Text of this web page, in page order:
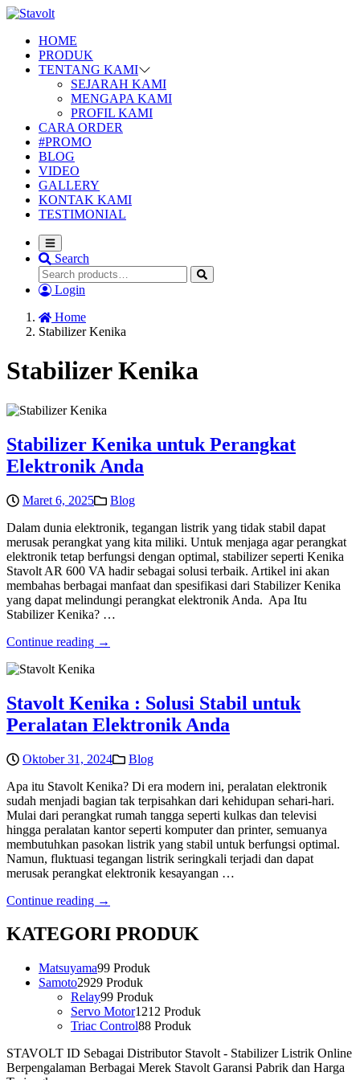
HOME
PRODUK
TENTANG KAMI
SEJARAH KAMI
MENGAPA KAMI
PROFIL KAMI
CARA ORDER
#PROMO
BLOG
VIDEO
GALLERY
KONTAK KAMI
TESTIMONIAL
Search
Login
Home
Stabilizer Kenika
Stabilizer Kenika
Stabilizer Kenika untuk Perangkat
Elektronik Anda
Maret 6, 2025
Blog
Dalam dunia elektronik, tegangan listrik yang tidak stabil dapat
merusak perangkat yang kita miliki. Untuk menjaga agar perangkat
elektronik tetap berfungsi dengan optimal, stabilizer seperti Kenika
Stavolt AR 600 VA hadir sebagai solusi terbaik. Artikel ini akan
membahas berbagai manfaat dan spesifikasi dari Stabilizer Kenika
yang dapat melindungi perangkat elektronik Anda. Apa Itu
Stabilizer Kenika? …
Continue reading →
Stavolt Kenika : Solusi Stabil untuk
Peralatan Elektronik Anda
Oktober 31, 2024
Blog
Apa itu Stavolt Kenika? Di era modern ini, peralatan elektronik
sudah menjadi bagian tak terpisahkan dari kehidupan sehari-hari.
Mulai dari perangkat rumah tangga seperti kulkas dan televisi
hingga peralatan kantor seperti komputer dan printer, semuanya
membutuhkan pasokan listrik yang stabil untuk berfungsi optimal.
Namun, fluktuasi tegangan listrik seringkali terjadi dan dapat
merusak perangkat elektronik kesayangan …
Continue reading →
KATEGORI PRODUK
Matsuyama99 Produk
Samoto2929 Produk
Relay99 Produk
Servo Motor1212 Produk
Triac Control88 Produk
STAVOLT ID Sebagai Distributor Stavolt - Stabilizer Listrik Online
Berpengalaman Berbagai Merek Stavolt Garansi Pabrik dan Harga